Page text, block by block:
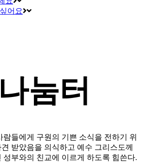
어요
눔터
들에게 구원의 기쁜 소식을 전하기 위
받았음을 의식하고 예수 그리스도께
성부와의 친교에 이르게 하도록 힘쓴다.